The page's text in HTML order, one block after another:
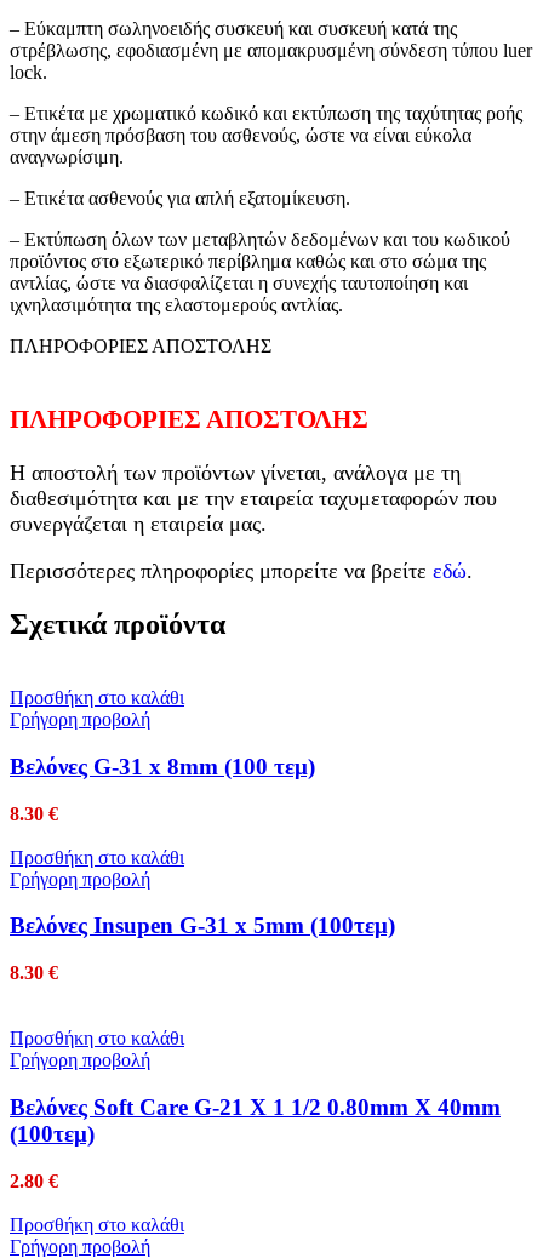
– Εύκαμπτη σωληνοειδής συσκευή και συσκευή κατά της
στρέβλωσης, εφοδιασμένη με απομακρυσμένη σύνδεση τύπου luer
lock.
– Ετικέτα με χρωματικό κωδικό και εκτύπωση της ταχύτητας ροής
στην άμεση πρόσβαση του ασθενούς, ώστε να είναι εύκολα
αναγνωρίσιμη.
– Ετικέτα ασθενούς για απλή εξατομίκευση.
– Εκτύπωση όλων των μεταβλητών δεδομένων και του κωδικού
προϊόντος στο εξωτερικό περίβλημα καθώς και στο σώμα της
αντλίας, ώστε να διασφαλίζεται η συνεχής ταυτοποίηση και
ιχνηλασιμότητα της ελαστομερούς αντλίας.
ΠΛΗΡΟΦΟΡΙΕΣ ΑΠΟΣΤΟΛΗΣ
ΠΛΗΡΟΦΟΡΙΕΣ ΑΠΟΣΤΟΛΗΣ
Η αποστολή των προϊόντων γίνεται, ανάλογα με τη
διαθεσιμότητα και με την εταιρεία ταχυμεταφορών που
συνεργάζεται η εταιρεία μας.
Περισσότερες πληροφορίες μπορείτε να βρείτε εδώ.
Σχετικά προϊόντα
Προσθήκη στο καλάθι
Γρήγορη προβολή
Βελόνες G-31 x 8mm (100 τεμ)
8.30 €
Προσθήκη στο καλάθι
Γρήγορη προβολή
Βελόνες Insupen G-31 x 5mm (100τεμ)
8.30 €
Προσθήκη στο καλάθι
Γρήγορη προβολή
Βελόνες Soft Care G-21 X 1 1/2 0.80mm X 40mm
(100τεμ)
2.80 €
Προσθήκη στο καλάθι
Γρήγορη προβολή